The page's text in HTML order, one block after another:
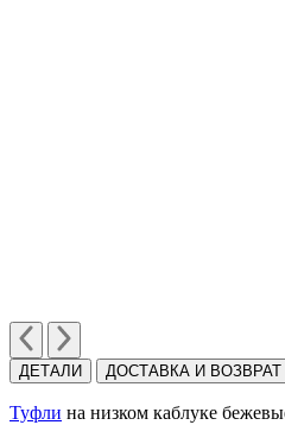
ДЕТАЛИ ДОСТАВКА И ВОЗВРАТ
Туфли на низком каблуке